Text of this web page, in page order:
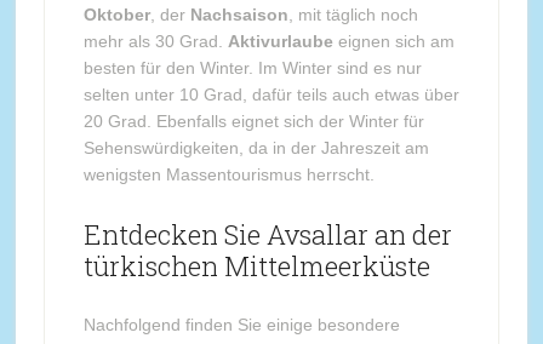
Oktober, der Nachsaison, mit täglich noch
mehr als 30 Grad. Aktivurlaube eignen sich am
besten für den Winter. Im Winter sind es nur
selten unter 10 Grad, dafür teils auch etwas über
20 Grad. Ebenfalls eignet sich der Winter für
Sehenswürdigkeiten, da in der Jahreszeit am
wenigsten Massentourismus herrscht.
Entdecken Sie Avsallar an der
türkischen Mittelmeerküste
Nachfolgend finden Sie einige besondere